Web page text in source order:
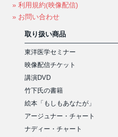
» 利用規約(映像配信)
» お問い合わせ
取り扱い商品
東洋医学セミナー
映像配信チケット
講演DVD
竹下氏の書籍
絵本「もしもあなたが」
アージュナー・チャート
ナディー・チャート